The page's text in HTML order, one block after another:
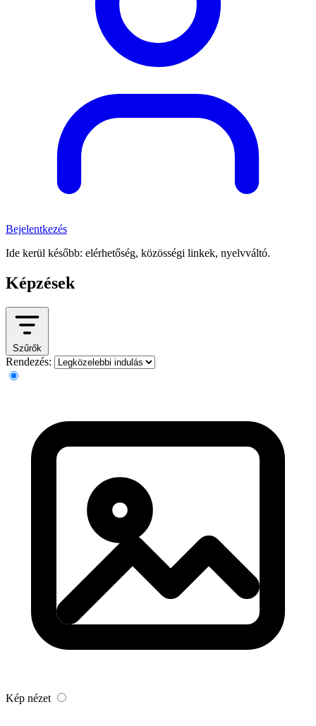
Bejelentkezés
Ide kerül később: elérhetőség, közösségi linkek, nyelvváltó.
Képzések
Szűrők
Rendezés:
Kép nézet